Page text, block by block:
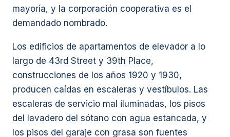
mayoría, y la corporación cooperativa es el
demandado nombrado.
Los edificios de apartamentos de elevador a lo
largo de 43rd Street y 39th Place,
construcciones de los años 1920 y 1930,
producen caídas en escaleras y vestíbulos. Las
escaleras de servicio mal iluminadas, los pisos
del lavadero del sótano con agua estancada, y
los pisos del garaje con grasa son fuentes